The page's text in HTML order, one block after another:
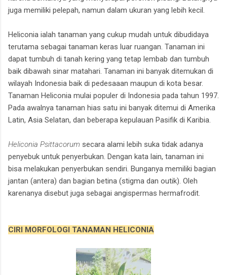
juga memiliki pelepah, namun dalam ukuran yang lebih kecil.
Heliconia ialah tanaman yang cukup mudah untuk dibudidaya
terutama sebagai tanaman keras luar ruangan. Tanaman ini
dapat tumbuh di tanah kering yang tetap lembab dan tumbuh
baik dibawah sinar matahari. Tanaman ini banyak ditemukan di
wilayah Indonesia baik di pedesaaan maupun di kota besar.
Tanaman Heliconia mulai populer di Indonesia pada tahun 1997.
Pada awalnya tanaman hias satu ini banyak ditemui di Amerika
Latin, Asia Selatan, dan beberapa kepulauan Pasifik di Karibia.
Heliconia Psittacorum secara alami lebih suka tidak adanya
penyebuk untuk penyerbukan. Dengan kata lain, tanaman ini
bisa melakukan penyerbukan sendiri. Bunganya memiliki bagian
jantan (antera) dan bagian betina (stigma dan outik). Oleh
karenanya disebut juga sebagai angispermas hermafrodit.
CIRI MORFOLOGI TANAMAN HELICONIA